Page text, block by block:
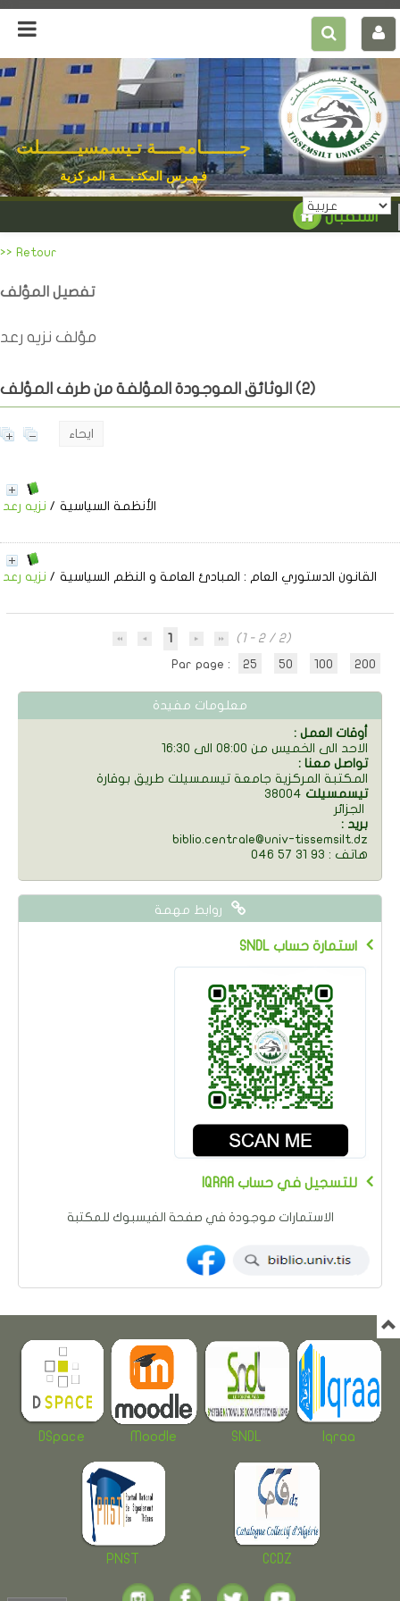
جـــــــامعــــة تـيسمسيـــــــلت
فـهـرس المكتـبــــة المركزية
استقبال
>> Retour
تفصيل المؤلف
مؤلف نزيه رعد
الوثائق الموجودة المؤلفة من طرف المؤلف (2)
ايحاء
الأنظمة السياسية / نزيه رعد
القانون الدستوري العام : المبادئ العامة و النظم السياسية / نزيه رعد
1
(1 - 2 / 2)
Par page :
25 50 100 200
معلومات مفيدة
: أوقات العمل
الاحد الى الخميس من 08:00 الى 16:30
: تواصل معنا
المكتبة المركزية جامعة تيسمسيلت طريق بوقارة
38004 تيسمسيلت
: بريد
biblio.centrale@univ-tissemsilt.dz
046 57 31 93 : هاتف
روابط مهمة
SNDL استمارة حساب
IQRAA للتسجيل في حساب
الاستمارات موجودة في صفحة الفيسبوك للمكتبة
DSpace Moodle SNDL Iqraa
PNST CCDZ